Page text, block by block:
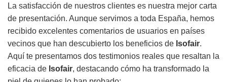
La satisfacción de nuestros clientes es nuestra mejor carta
de presentación. Aunque servimos a toda España, hemos
recibido excelentes comentarios de usuarios en países
vecinos que han descubierto los beneficios de Isofair.
Aquí te presentamos dos testimonios reales que resaltan la
eficacia de Isofair, destacando cómo ha transformado la